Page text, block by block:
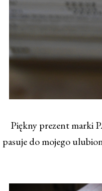
Piękny prezent marki
pasuje do mojego